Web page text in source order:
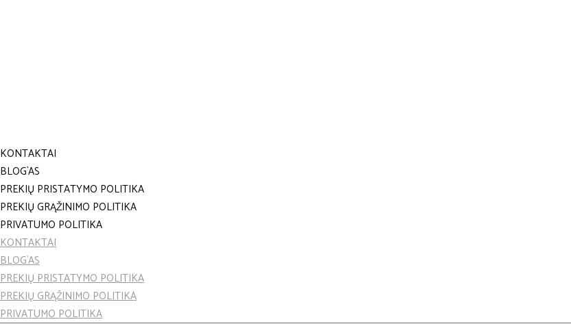
KONTAKTAI
BLOG`AS
PREKIŲ PRISTATYMO POLITIKA
PREKIŲ GRĄŽINIMO POLITIKA
PRIVATUMO POLITIKA
KONTAKTAI
BLOG`AS
PREKIŲ PRISTATYMO POLITIKA
PREKIŲ GRĄŽINIMO POLITIKA
PRIVATUMO POLITIKA